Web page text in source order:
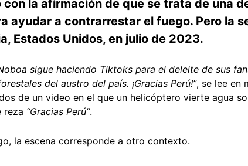
con la afirmación de que se trata de una
ayudar a contrarrestar el fuego. Pero la
Estados Unidos, en julio de 2023.
sigue haciendo Tiktoks para el deleite de sus
del austro del país. ¡Gracias Perú!”, se lee en
de un video en el que un helicóptero vierte agua
reza “Gracias Perú”.
la escena corresponde a otro contexto.